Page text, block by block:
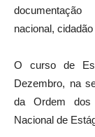
nacional,
O curso de
Dezembro, na
da Ordem dos
Nacional de